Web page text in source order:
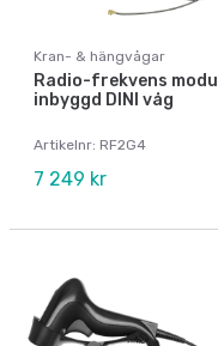
Kran- & hängvågar
Radio-frekvens modul
inbyggd DINI våg
Artikelnr: RF2G4
7 249 kr